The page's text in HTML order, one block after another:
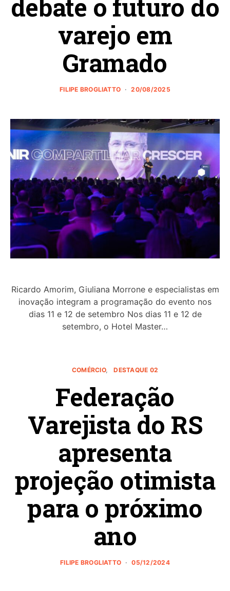
debate o futuro do
varejo em
Gramado
FILIPE BROGLIATTO 20/08/2025
Ricardo Amorim, Giuliana Morrone e especialistas em
inovação integram a programação do evento nos
dias 11 e 12 de setembro Nos dias 11 e 12 de
setembro, o Hotel Master…
COMÉRCIO DESTAQUE 02
Federação
Varejista do RS
apresenta
projeção otimista
para o próximo
ano
FILIPE BROGLIATTO 05/12/2024